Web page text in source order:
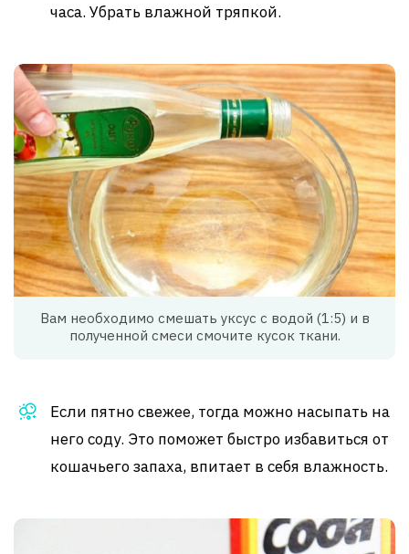
часа. Убрать влажной тряпкой.
Вам необходимо смешать уксус с водой (1:5) и в
полученной смеси смочите кусок ткани.
Если пятно свежее, тогда можно насыпать на
него соду. Это поможет быстро избавиться от
кошачьего запаха, впитает в себя влажность.